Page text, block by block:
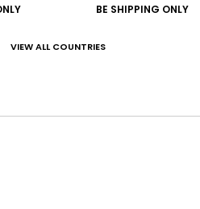
BE SHIPPING ONLY
VIEW ALL COUNTRIES